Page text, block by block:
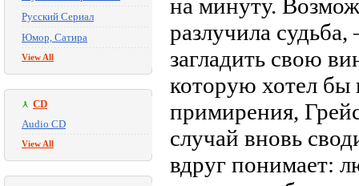
Русский Сериал
Юмор, Сатира
View All
CD
Audio CD
View All
на минуту.
разлучила
загладить свою
которую хотел
примирения,
случай вновь
вдруг понимает: